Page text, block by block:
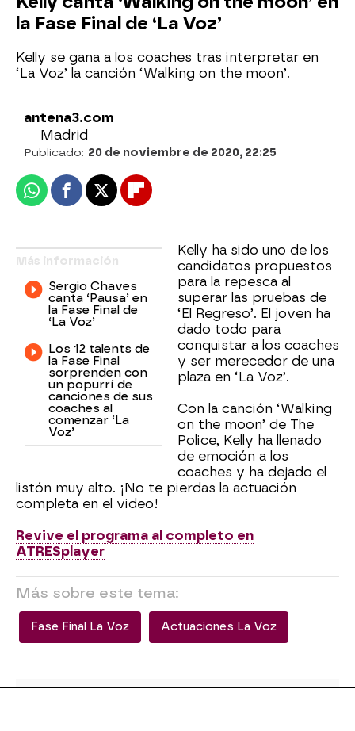
la Fase Final de ‘La Voz’
Kelly se gana a los coaches tras interpretar en
‘La Voz’ la canción ‘Walking on the moon’.
antena3.com
Madrid
Publicado: 20 de noviembre de 2020, 22:25
WhatsappFacebook
X Flipboard
Más información
Sergio Chaves
canta ‘Pausa’ en
la Fase Final de
‘La Voz’
Los 12 talents de
la Fase Final
sorprenden con
un popurrí de
canciones de sus
coaches al
comenzar ‘La
Voz’
Kelly ha sido uno de los
candidatos propuestos
para la repesca al
superar las pruebas de
‘El Regreso’. El joven ha
dado todo para
conquistar a los coaches
y ser merecedor de una
plaza en ‘La Voz’.
Con la canción ‘Walking
on the moon’ de The
Police, Kelly ha llenado
de emoción a los
coaches y ha dejado el
listón muy alto. ¡No te pierdas la actuación
completa en el video!
Revive el programa al completo en
ATRESplayer
Más sobre este tema:
Fase Final La Voz Actuaciones La Voz